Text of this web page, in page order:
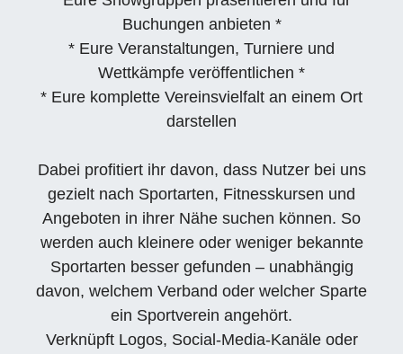
Buchungen anbieten *
* Eure Veranstaltungen, Turniere und
Wettkämpfe veröffentlichen *
* Eure komplette Vereinsvielfalt an einem Ort
darstellen
Dabei profitiert ihr davon, dass Nutzer bei uns
gezielt nach Sportarten, Fitnesskursen und
Angeboten in ihrer Nähe suchen können. So
werden auch kleinere oder weniger bekannte
Sportarten besser gefunden – unabhängig
davon, welchem Verband oder welcher Sparte
ein Sportverein angehört.
Verknüpft Logos, Social-Media-Kanäle oder